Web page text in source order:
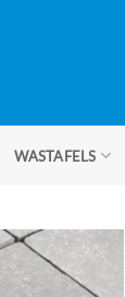
WASTAFELS